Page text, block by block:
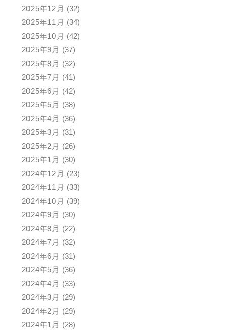
2025年12月 (32)
2025年11月 (34)
2025年10月 (42)
2025年9月 (37)
2025年8月 (32)
2025年7月 (41)
2025年6月 (42)
2025年5月 (38)
2025年4月 (36)
2025年3月 (31)
2025年2月 (26)
2025年1月 (30)
2024年12月 (23)
2024年11月 (33)
2024年10月 (39)
2024年9月 (30)
2024年8月 (22)
2024年7月 (32)
2024年6月 (31)
2024年5月 (36)
2024年4月 (33)
2024年3月 (29)
2024年2月 (29)
2024年1月 (28)